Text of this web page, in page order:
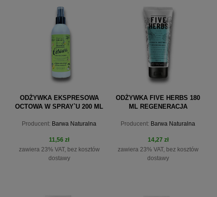
do koszyka
ODŻYWKA EKSPRESOWA
OCTOWA W SPRAY`U 200 ML
Producent: Barwa Naturalna
11,56 zł
zawiera 23% VAT, bez kosztów
dostawy
ODŻYWKA FIVE HERBS 180
ML REGENERACJA
Producent: Barwa Naturalna
14,27 zł
zawiera 23% VAT, bez kosztów
dostawy